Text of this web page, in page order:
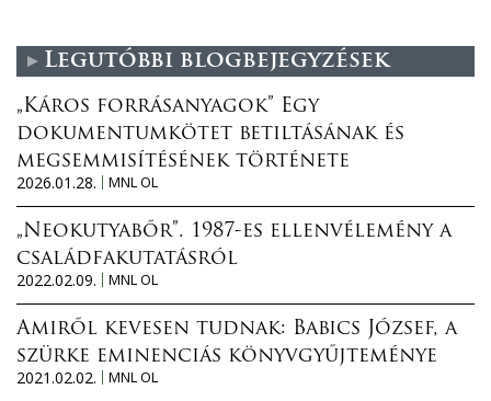
Legutóbbi blogbejegyzések
„Káros forrásanyagok” Egy
dokumentumkötet betiltásának és
megsemmisítésének története
2026.01.28.
MNL OL
„Neokutyabőr”. 1987-es ellenvélemény a
családfakutatásról
2022.02.09.
MNL OL
Amiről kevesen tudnak: Babics József, a
szürke eminenciás könyvgyűjteménye
2021.02.02.
MNL OL